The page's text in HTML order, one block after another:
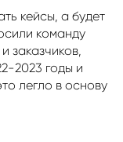
кейсы, а будет
команду
заказчиков,
2023 годы и
легло в основу